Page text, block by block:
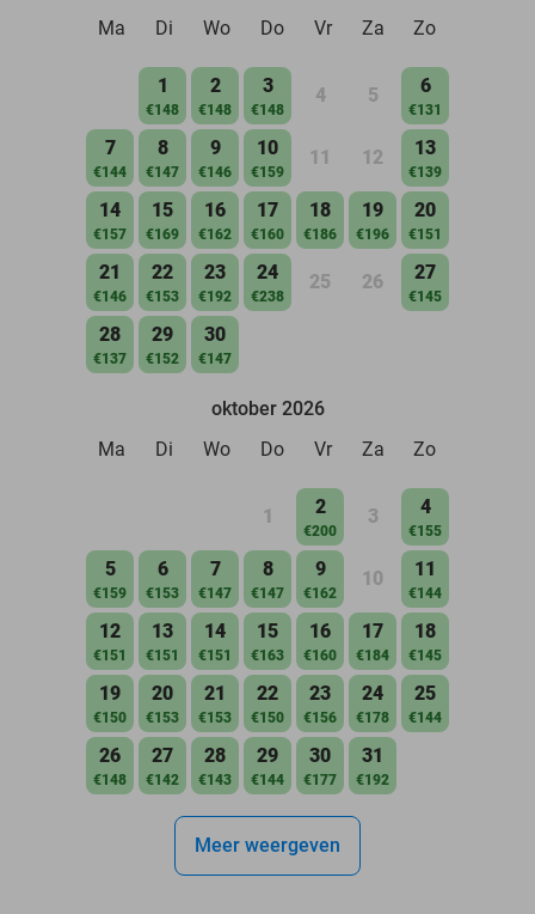
Ma
Di Wo Do Vr Za Zo
1
€148
2
€148
3
€148
4 5 6
€131
7
€144
8
€147
9
€146
10
€159
11 12 13
€139
14
€157
15
€169
16
€162
17
€160
18
€186
19
€196
20
€151
21
€146
22
€153
23
€192
24
€238
25 26 27
€145
28
€137
29
€152
30
€147
oktober 2026
Ma
Di Wo Do Vr Za Zo
1 2
€200
3 4
€155
5
€159
6
€153
7
€147
8
€147
9
€162
10 11
€144
12
€151
13
€151
14
€151
15
€163
16
€160
17
€184
18
€145
19
€150
20
€153
21
€153
22
€150
23
€156
24
€178
25
€144
26
€148
27
€142
28
€143
29
€144
30
€177
31
€192
Meer weergeven